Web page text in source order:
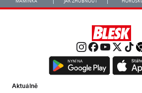
Aktuálně